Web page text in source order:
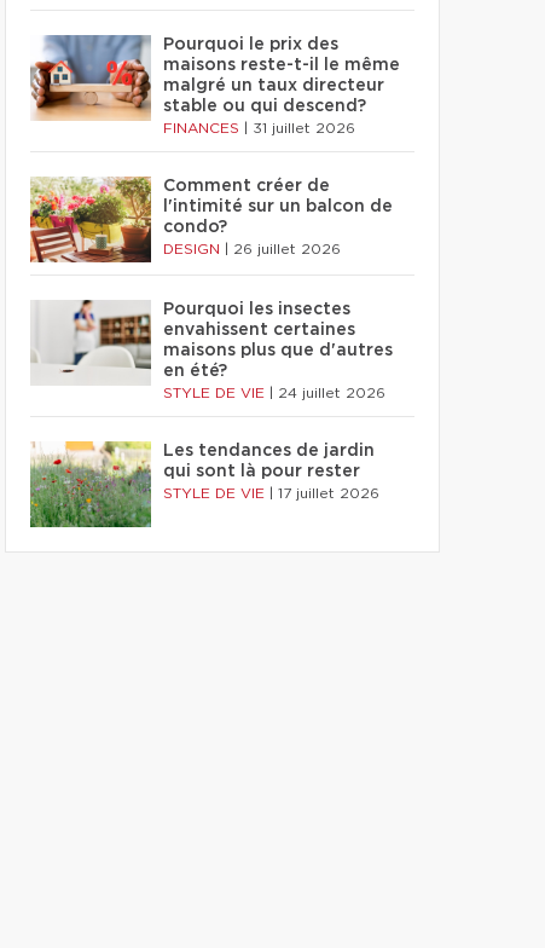
Pourquoi le prix des
maisons reste-t-il le même
malgré un taux directeur
stable ou qui descend?
FINANCES 31 juillet 2026
Comment créer de
l'intimité sur un balcon de
condo?
DESIGN 26 juillet 2026
Pourquoi les insectes
envahissent certaines
maisons plus que d'autres
en été?
STYLE DE VIE 24 juillet 2026
Les tendances de jardin
qui sont là pour rester
STYLE DE VIE 17 juillet 2026